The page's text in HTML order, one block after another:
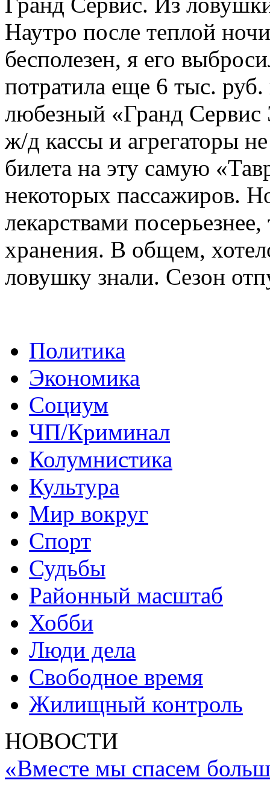
Наутро после теплой
бесполезен, я его
потратила еще 6 тыс.
любезный «Гранд
ж/д кассы и агрегаторы
билета на эту самую
некоторых пассажиров.
лекарствами
хранения. В общем,
ловушку знали. Сезон
Политика
Экономика
Социум
ЧП/Криминал
Колумнистика
Культура
Мир вокруг
Спорт
Судьбы
Районный масштаб
Хобби
Люди дела
Свободное время
Жилищный контроль
НОВОСТИ
«Вместе мы спасем